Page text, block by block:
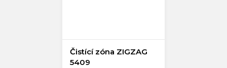
Čistící zóna ZIGZAG
5409